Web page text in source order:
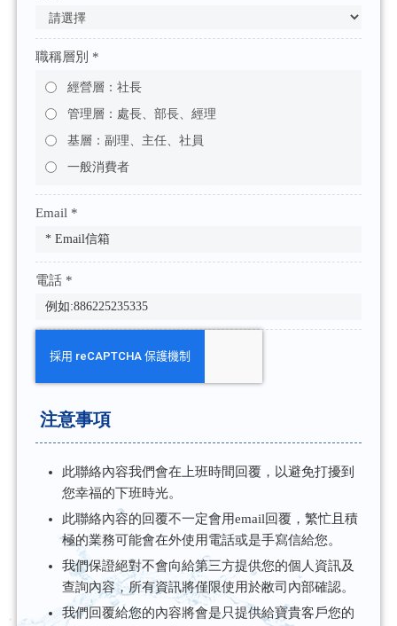
職稱層別 *
經營層：社長
管理層：處長、部長、經理
基層：副理、主任、社員
一般消費者
Email *
電話 *
注意事項
此聯絡內容我們會在上班時間回覆，以避免打擾到
您幸福的下班時光。
此聯絡內容的回覆不一定會用email回覆，繁忙且積
極的業務可能會在外使用電話或是手寫信給您。
我們保證絕對不會向給第三方提供您的個人資訊及
查詢內容，所有資訊將僅限使用於敝司內部確認。
我們回覆給您的內容將會是只提供給寶貴客戶您的